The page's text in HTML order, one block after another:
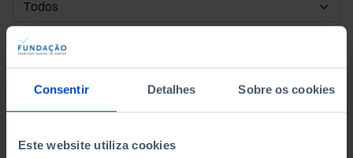
Consentir Detalhes Sobre os cookies
Este website utiliza cookies
DATA DE INÍCIO
DATA DE FIM